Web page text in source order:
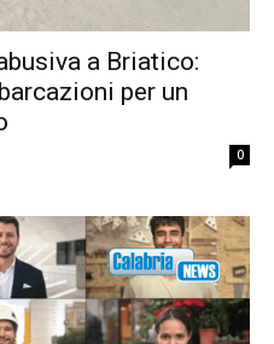
a Briatico:
per un
0